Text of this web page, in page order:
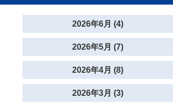
2026年6月 (4)
2026年5月 (7)
2026年4月 (8)
2026年3月 (3)